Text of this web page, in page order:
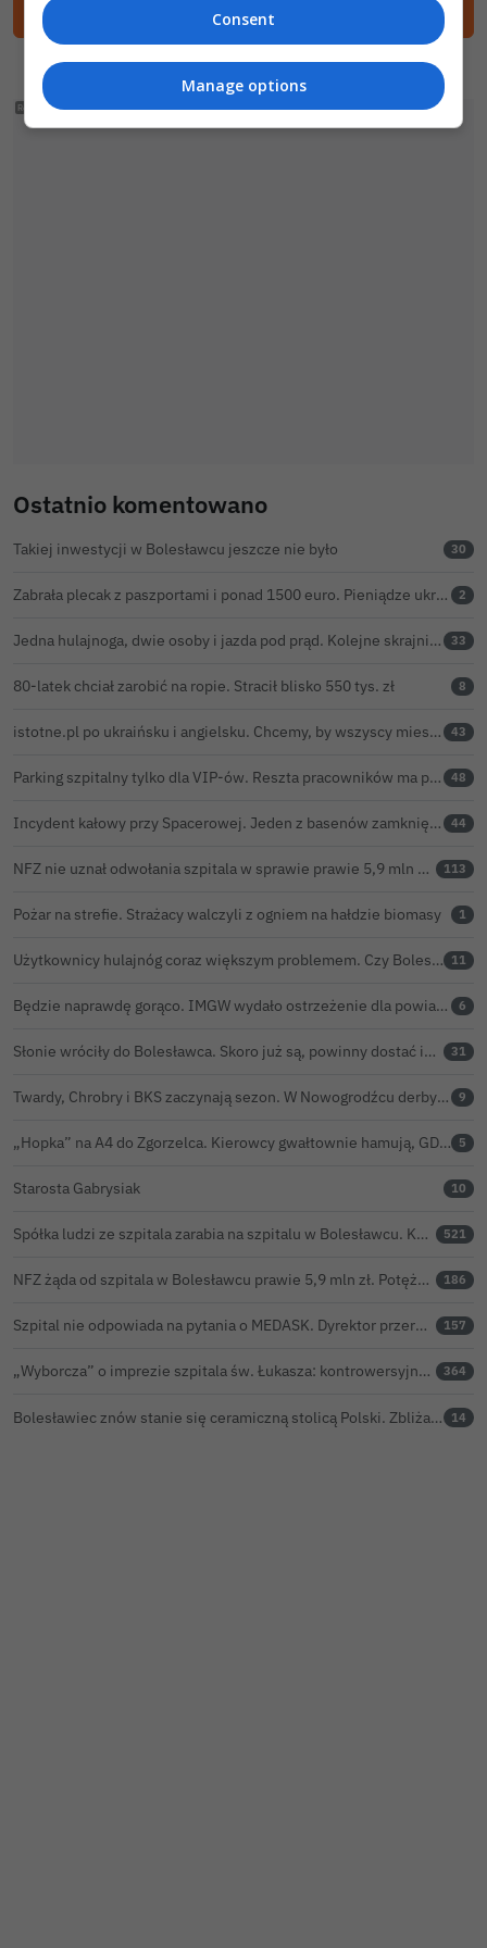
Ostatnio komentowano
Takiej inwestycji w Bolesławcu jeszcze nie było 30
Zabrała plecak z paszportami i ponad 1500 euro. Pieniądze ukryła w zaskakującym miejscu 2
Jedna hulajnoga, dwie osoby i jazda pod prąd. Kolejne skrajnie nieodpowiedzialne zachowanie na ulicach Bolesławca 33
80-latek chciał zarobić na ropie. Stracił blisko 550 tys. zł 8
istotne.pl po ukraińsku i angielsku. Chcemy, by wszyscy mieszkańcy żyli sprawami Bolesławca 43
Parking szpitalny tylko dla VIP-ów. Reszta pracowników ma parkować na bazarze 48
Incydent kałowy przy Spacerowej. Jeden z basenów zamknięty do odwołania 44
NFZ nie uznał odwołania szpitala w sprawie prawie 5,9 mln zł. Barczyk: rozważamy sąd 113
Pożar na strefie. Strażacy walczyli z ogniem na hałdzie biomasy 1
Użytkownicy hulajnóg coraz większym problemem. Czy Bolesławiec powinien pójść śladem Gniezna? 11
Będzie naprawdę gorąco. IMGW wydało ostrzeżenie dla powiatu bolesławieckiego 6
Słonie wróciły do Bolesławca. Skoro już są, powinny dostać imiona? 31
Twardy, Chrobry i BKS zaczynają sezon. W Nowogrodźcu derby i pomoc dla Jakuba w powrocie do zdrowia 9
„Hopka” na A4 do Zgorzelca. Kierowcy gwałtownie hamują, GDDKiA wyjaśnia, skąd problem 5
Starosta Gabrysiak 10
Spółka ludzi ze szpitala zarabia na szpitalu w Bolesławcu. Kwoty pozostają tajne 521
NFZ żąda od szpitala w Bolesławcu prawie 5,9 mln zł. Potężny cios po kontroli rozliczeń 186
Szpital nie odpowiada na pytania o MEDASK. Dyrektor przerwał temat podczas konferencji o inwestycjach 157
„Wyborcza” o imprezie szpitala św. Łukasza: kontrowersyjna gala dla pracowników 364
Bolesławiec znów stanie się ceramiczną stolicą Polski. Zbliża się 32. Święto Ceramiki 14
Consent
Manage options